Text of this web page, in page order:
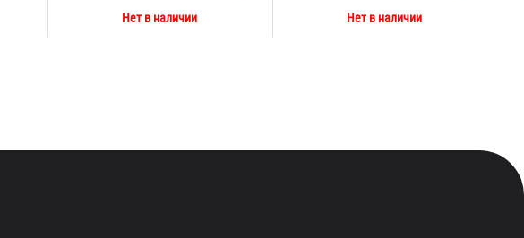
Нет в наличии Нет в наличии